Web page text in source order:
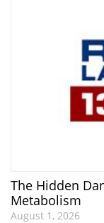
The Hidden
Metabolism
August 1, 2026